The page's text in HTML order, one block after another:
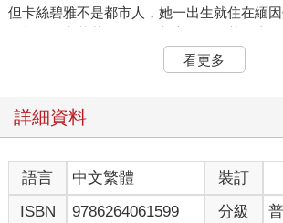
但卡絲碧雅不是都市人，她一出生就住在緬
默頓。她和艾莉總是取笑都市人，尤其是來
天，樹葉一變色，這些遊客就像蝗蟲一樣湧
樣的話：「喔，看！多有特色啊！」
「這個給你。」當她們最後一次坐在河邊時
避邪且帶來好運。」
手環看起來確實很怪，而且很乾燥，但卡絲
會戴著手環。
看更多
詳細資料
語言 中文繁體
裝訂
ISBN
9786264061599 分級